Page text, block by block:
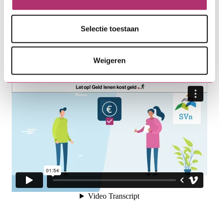
Selectie toestaan
Weigeren